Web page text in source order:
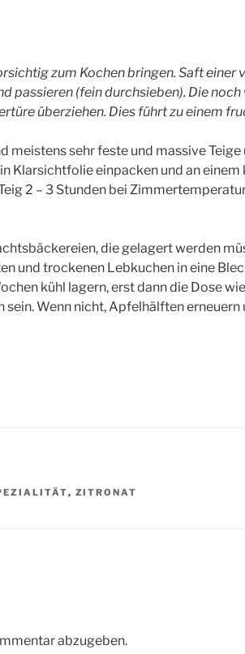
zum Kochen bringen. Saft einer
passieren (fein durchsieben). Die
überziehen. Dies führt zu einem
meistens sehr feste und massive
Klarsichtfolie einpacken und an
2 – 3 Stunden bei
die gelagert werden
und trockenen Lebkuchen in eine
kühl lagern, erst dann die Dose
Wenn nicht, Apfelhälften erneuern
, ZITRONAT
abzugeben.